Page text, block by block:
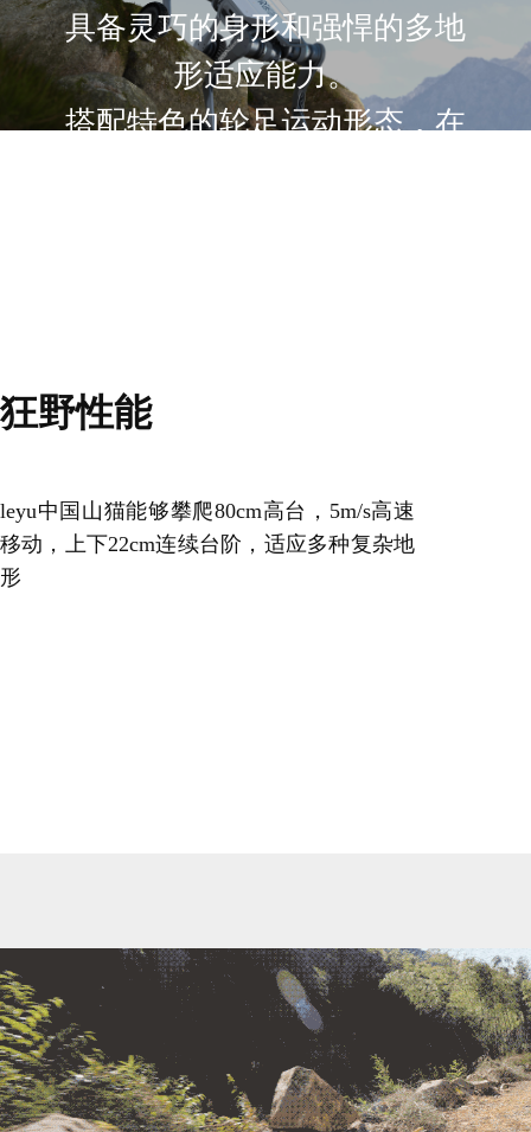
具备灵巧的身形和强悍的多地
形适应能力。
搭配特色的轮足运动形态，在
狂野性能
leyu中国山猫能够攀爬80cm高台，5m/s高速
移动，上下22cm连续台阶，适应多种复杂地
形